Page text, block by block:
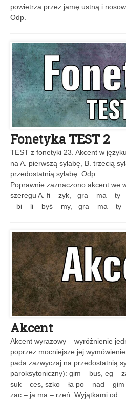
powietrza przez jamę ustną i
Odp.
Fonetyka TEST 2
TEST z fonetyki 23. Akcent w
na A. pierwszą sylabę, B. trzecią
przedostatnią sylabę. Odp.
Poprawnie zaznaczono akcent we
szeregu A. fi – zyk, gra – ma – ty
– bi – li – byś – my, gra – ma – ty
Akcent
Akcent wyrazowy – wyróżnienie
poprzez mocniejsze jej
pada zazwyczaj na przedostatnią
paroksytoniczny): gim – bus, eg –
suk – ces, szko – ła po – nad –
zac – ja ma – rzeń. Wyjątkami od